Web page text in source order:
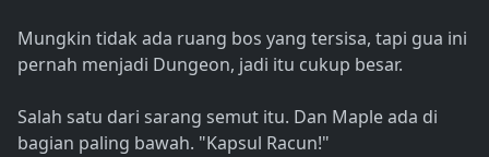
Mungkin tidak ada ruang bos yang tersisa, tapi gua ini
pernah menjadi Dungeon, jadi itu cukup besar.
Salah satu dari sarang semut itu. Dan Maple ada di
bagian paling bawah. "Kapsul Racun!"